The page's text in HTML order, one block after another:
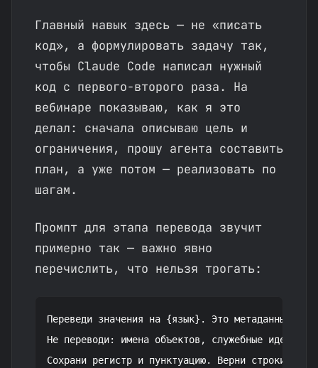
Главный навык здесь — не «писать
код», а формулировать задачу так,
чтобы Claude Code написал нужный
код с первого-второго раза. На
вебинаре показываю, как я это
делал: сначала описываю цель и
ограничения, прошу агента составить
план, а уже потом — реализовать по
шагам.
Промпт для этапа перевода звучит
примерно так — важно явно
перечислить, что нельзя трогать:
Переведи значения на {язык}. Это метаданные
Не переводи: имена объектов, служебные